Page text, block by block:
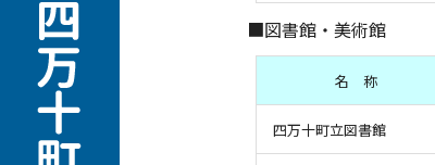
■図書館・美術館
名 称
四万十町立図書館